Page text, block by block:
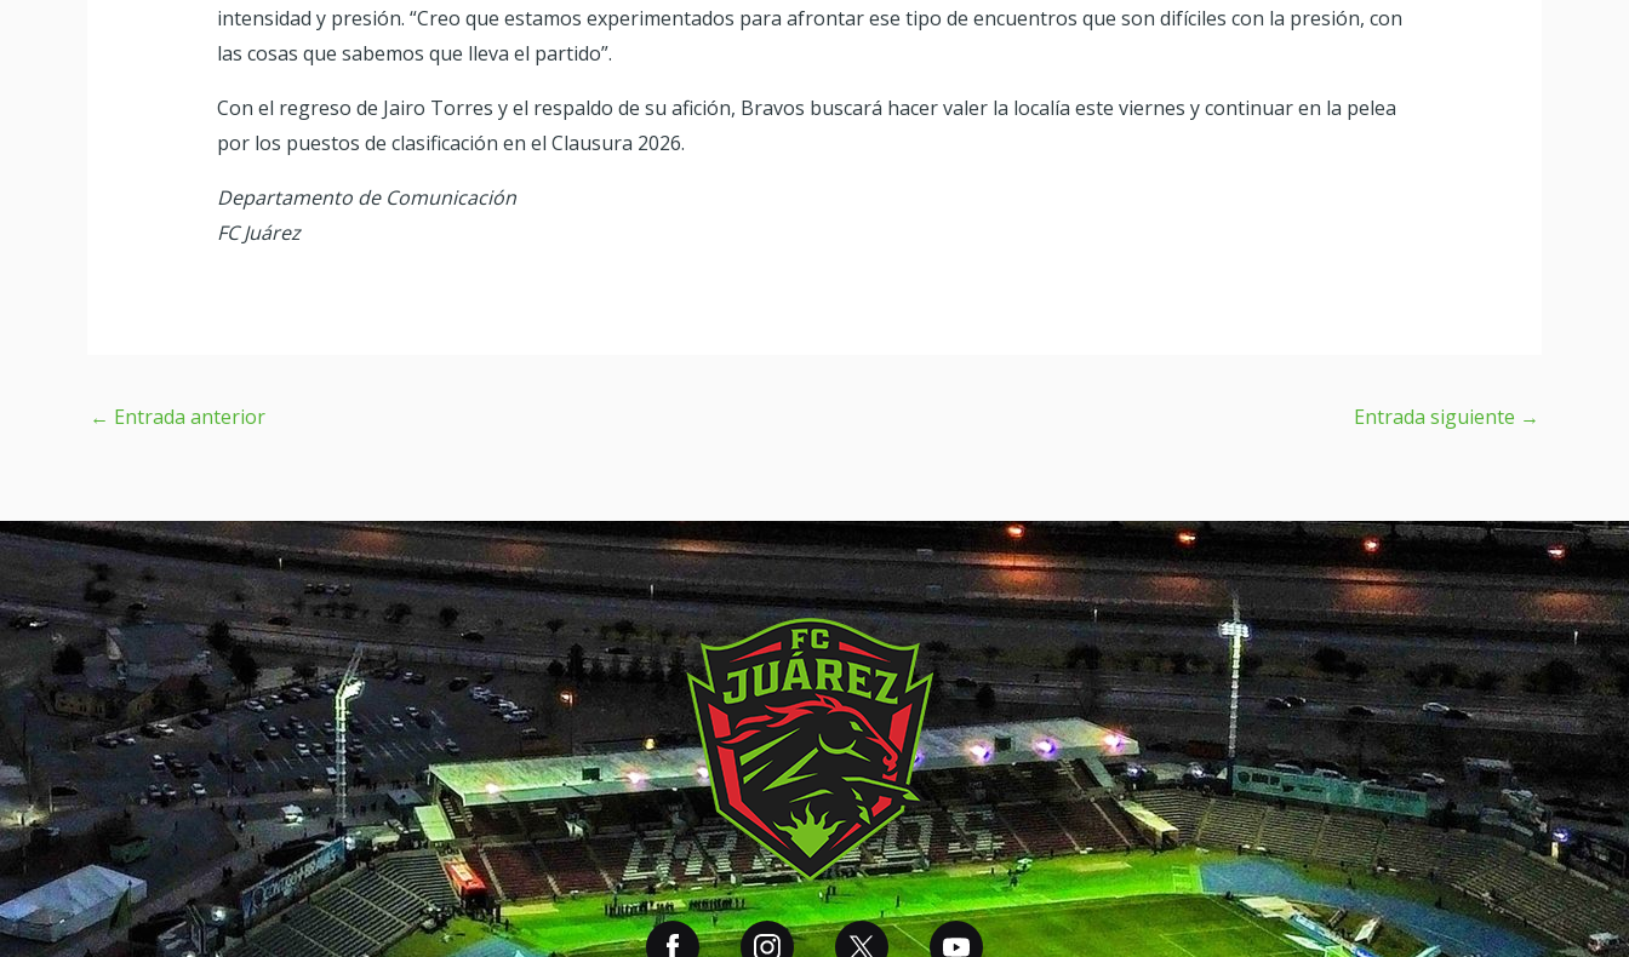
intensidad y presión. “Creo que estamos experimentados para afrontar ese tipo de encuentros que son difíciles con la presión, con
las cosas que sabemos que lleva el partido”.
Con el regreso de Jairo Torres y el respaldo de su afición, Bravos buscará hacer valer la localía este viernes y continuar en la pelea
por los puestos de clasificación en el Clausura 2026.
Departamento de Comunicación
FC Juárez
← Entrada anterior Entrada siguiente →